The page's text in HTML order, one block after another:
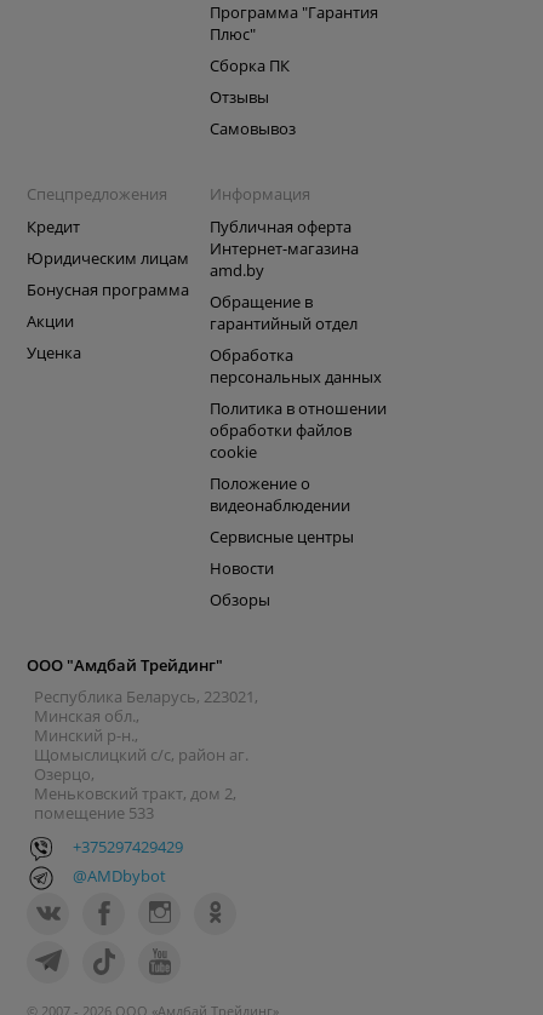
Программа "Гарантия
Плюс"
Сборка ПК
Отзывы
Самовывоз
Спецпредложения
Кредит
Юридическим лицам
Бонусная программа
Акции
Уценка
Информация
Публичная оферта
Интернет-магазина
amd.by
Обращение в
гарантийный отдел
Обработка
персональных данных
Политика в отношении
обработки файлов
cookie
Положение о
видеонаблюдении
Сервисные центры
Новости
Обзоры
ООО "Амдбай Трейдинг"
Республика Беларусь, 223021,
Минская обл.,
Минский р-н.,
Щомыслицкий с/с, район аг.
Озерцо,
Меньковский тракт, дом 2,
помещение 533
+375297429429
@AMDbybot
© 2007 - 2026 ООО «Амдбай Трейдинг»